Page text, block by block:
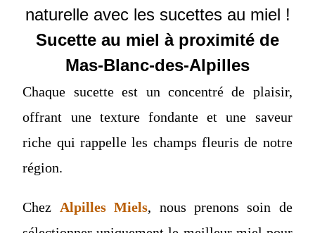
naturelle avec les sucettes au miel !
Sucette au miel à proximité de
Mas-Blanc-des-Alpilles
Chaque sucette est un concentré de plaisir,
offrant une texture fondante et une saveur
riche qui rappelle les champs fleuris de notre
région.
Chez Alpilles Miels, nous prenons soin de